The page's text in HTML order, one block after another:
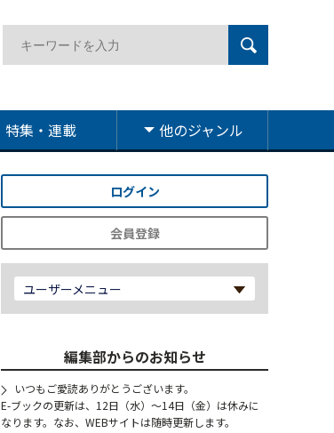
特集・連載 他のジャンル
ログイン
会員登録
ユーザーメニュー
編集部からのお知らせ
いつもご愛読ありがとうございます。
E-ブックの更新は、12日（水）～14日（金）は休みに
なります。なお、WEBサイトは随時更新します。